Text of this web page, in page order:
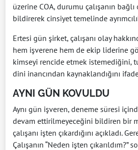
üzerine COA, durumu çalışanın
bildirerek cinsiyet temelinde
Ertesi gün şirket, çalışanı olay
hem işverene hem de ekip liderine
kimseyi rencide etmek istemediğini,
dini inancından kaynaklandığını
AYNI GÜN KOVULDU
Aynı gün işveren, deneme süresi
devam ettirilmeyeceğini bildiren bir
çalışanı işten çıkardığını açıkladı.
Çalışanın “Neden işten çıkarıldım?”